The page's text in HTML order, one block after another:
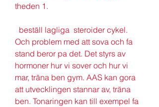
theden 1.
  beställ lagliga  steroider cykel.
Och problem med att sova och fa
stand beror pa det. Det styrs av
hormoner hur vi sover och hur vi
mar, träna ben gym. AAS kan gora
att utvecklingen stannar av, träna
ben. Tonaringen kan till exempel fa